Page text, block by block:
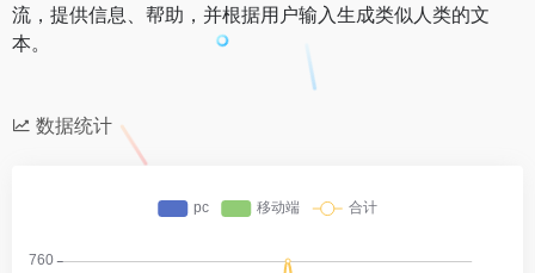
流，提供信息、帮助，并根据用户输入生成类似人类的文
本。
数据统计